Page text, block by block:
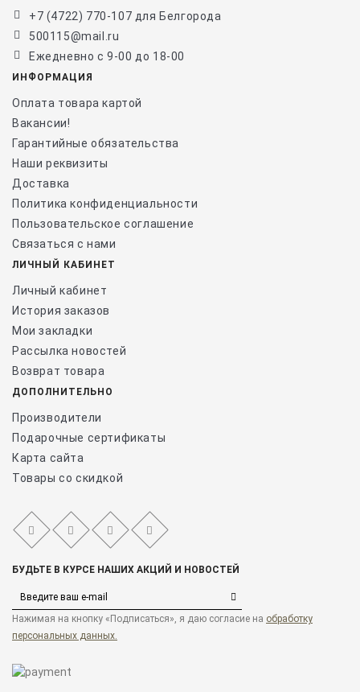
+7 (4722) 770-107 для Белгорода
500115@mail.ru
Ежедневно с 9-00 до 18-00
ИНФОРМАЦИЯ
Оплата товара картой
Вакансии!
Гарантийные обязательства
Наши реквизиты
Доставка
Политика конфиденциальности
Пользовательское соглашение
Связаться с нами
ЛИЧНЫЙ КАБИНЕТ
Личный кабинет
История заказов
Мои закладки
Рассылка новостей
Возврат товара
ДОПОЛНИТЕЛЬНО
Производители
Подарочные сертификаты
Карта сайта
Товары со скидкой
БУДЬТЕ В КУРСЕ НАШИХ АКЦИЙ И НОВОСТЕЙ
Нажимая на кнопку «Подписаться», я даю cогласие на обработку
персональных данных.